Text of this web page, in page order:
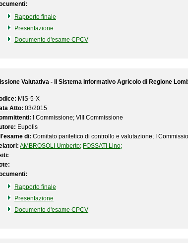
Rapporto finale
Presentazione
Documento d'esame CPCV
Valutativa - Il Sistema Informativo Agricolo di Regione
MIS-5-X
Atto: 03/2015
I Commissione; VIII Commissione
Eupolis
di: Comitato paritetico di controllo e valutazione; I
AMBROSOLI Umberto; FOSSATI Lino;
Rapporto finale
Presentazione
Documento d'esame CPCV